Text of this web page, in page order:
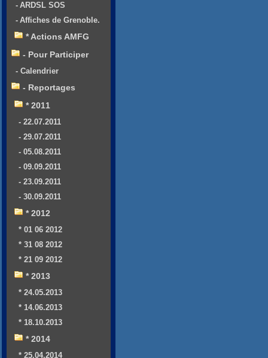
- ARDSL SOS
- Affiches de Grenoble.
* Actions AMFG
- Pour Participer
- Calendrier
- Reportages
* 2011
- 22.07.2011
- 29.07.2011
- 05.08.2011
- 09.09.2011
- 23.09.2011
- 30.09.2011
* 2012
* 01 06 2012
* 31 08 2012
* 21 09 2012
* 2013
* 24.05.2013
* 14.06.2013
* 18.10.2013
* 2014
* 25.04.2014